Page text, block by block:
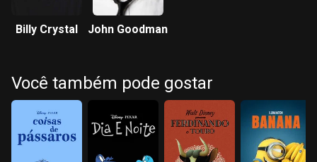
Billy Crystal John Goodman
Você também pode gostar